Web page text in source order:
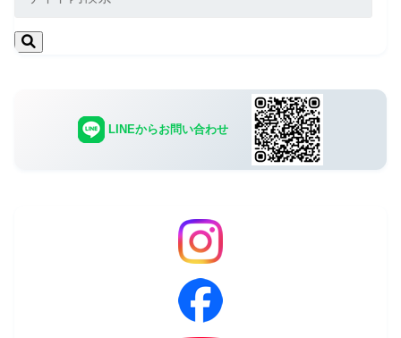
LINEからお問い合わせ